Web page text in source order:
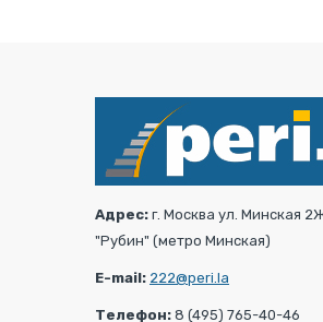
Адрес: г. Москва ул. Минская
"Рубин" (метро Минская)
E-mail: 222@peri.la
Телефон: 8 (495) 765-40-46